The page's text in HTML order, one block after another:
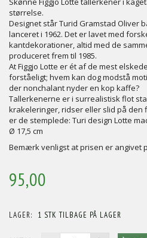
størrelse.
Designet står Turid Gramstad Oliver
lanceret i 1962. Det er lavet med
kantdekorationer, altid med de
produceret frem til 1985.
At Figgjo Lotte er ét af de mest
forståeligt; hvem kan dog modstå
der nonchalant nyder en kop kaffe?
Tallerkenerne er i surrealistisk flot
krakeleringer, ridser eller slid på den
er de stemplede: Turi design Lotte
Ø 17,5 cm
Bemærk venligst at prisen er angivet
95,00
LAGER: 1 STK TILBAGE PÅ LAGER